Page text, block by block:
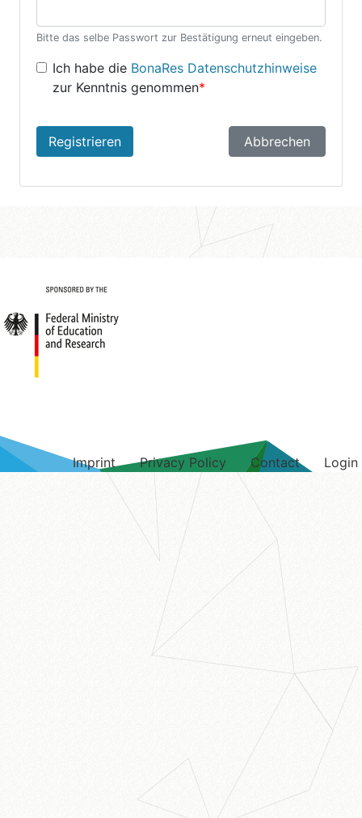
Bitte das selbe Passwort zur Bestätigung erneut eingeben.
Ich habe die BonaRes Datenschutzhinweise
zur Kenntnis genommen*
Registrieren Abbrechen
Imprint Privacy Policy Contact Login